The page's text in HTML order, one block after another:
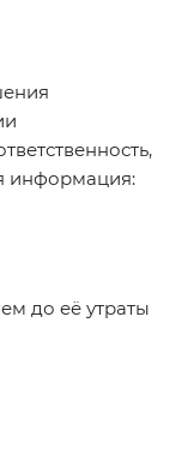
информация:
до её утраты